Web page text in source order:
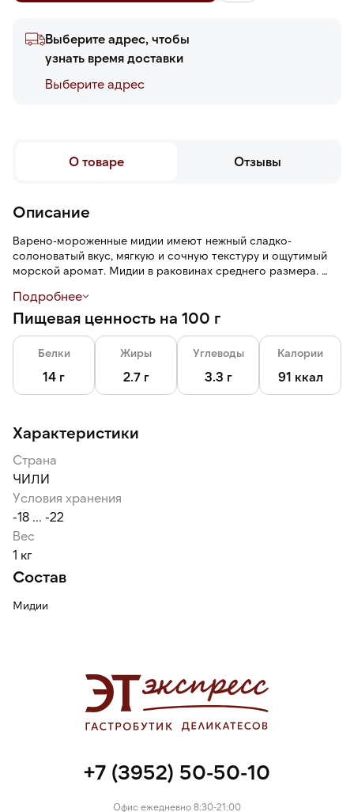
Выберите адрес, чтобы
узнать время доставки
Выберите адреc
О товаре Отзывы
Описание
Варено-мороженные мидии имеют нежный сладко-
солоноватый вкус, мягкую и сочную текстуру и ощутимый
морской аромат. Мидии в раковинах среднего размера.
Шоковая заморозка позволяет сохранить вкусовые и
питательные свойства продукта, при этом льда на нем
практически нет.
Подробнее
Пищевая ценность на 100 г
Белки
14 г
Жиры
2.7 г
Углеводы
3.3 г
Калории
91 ккал
Характеристики
Страна
ЧИЛИ
Условия хранения
-18 ... -22
Вес
1 кг
Состав
Мидии
+7 (3952) 50-50-10
Офис ежедневно 8:30-21:00